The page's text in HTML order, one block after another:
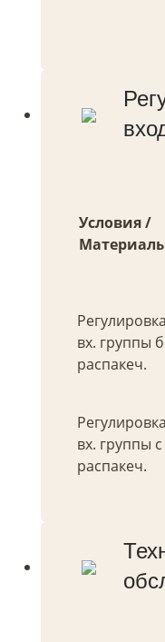
Условия /
Регулировка
вх. группы
распакеч.
Регулировка
вх. группы с
распакеч.